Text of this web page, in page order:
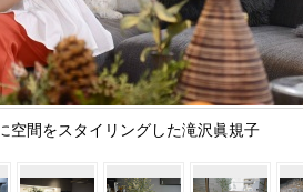
空間をスタイリングした滝沢眞規子